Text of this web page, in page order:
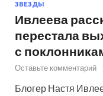
ЗВЕЗДЫ
Ивлеева
перестала
с
Оставьте комментарий
Блогер Настя